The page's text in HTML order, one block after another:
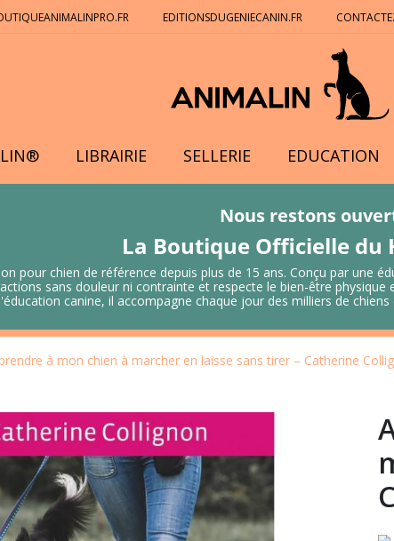
EDITIONSDUGENIECANIN.FR
LIBRAIRIE SELLERIE EDUCATION
Nous restons
La Boutique Officielle
pour chien de référence depuis plus de 15 ans. Conçu par une
sans douleur ni contrainte et respecte le bien-être
canine, il accompagne chaque jour des milliers de
à mon chien à marcher en laisse sans tirer – Catherine